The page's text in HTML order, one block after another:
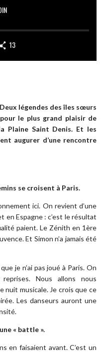
13
légendes des îles sœurs
le plus grand plaisir de
Plaine Saint Denis. Et les
augurer d’une rencontre
se croisent à Paris.
ici. On revient d’une
en Espagne : c’est le résultat
paient. Le Zénith en 1ère
Et Simon n’a jamais été
je n’ai pas joué à Paris. On
Nous allons nous
nuit musicale. Je crois que ce
Les danseurs auront une
« battle ».
en faisaient avant. C’est un